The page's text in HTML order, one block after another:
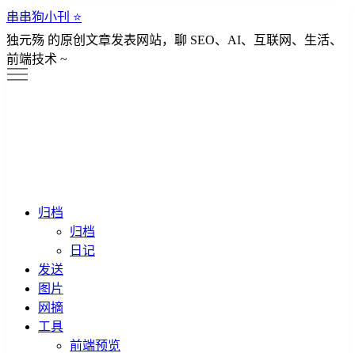
串串狗小刊 ⭐️
独元殇 的原创文章发表网站，聊 SEO、AI、互联网、生活、
前端技术 ~
归档
归档
日记
发送
图片
网摘
工具
前端预览